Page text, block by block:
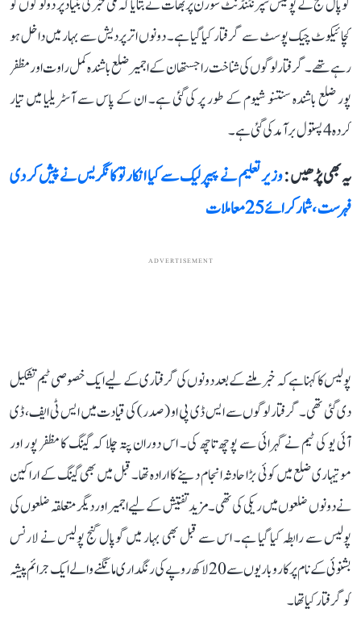
کچائیکوٹ چیک پوسٹ سے گرفتار کیا گیا ہے۔ دونوں اتر پردیش سے بہار میں داخل ہو
رہے تھے۔ گرفتار لوگوں کی شناخت راجستھان کے اجمیر ضلع باشندہ کمل راوت اور مظفر
پور ضلع باشندہ سنتنو شیوم کے طور پر کی گئی ہے۔ ان کے پاس سے آسٹریلیا میں تیار
کردہ 4 پستول برآمد کی گئی ہے۔
یہ بھی پڑھیں :وزیر تعلیم نے پیپر لیک سے کیا انکار تو کانگریس نے پیش کر دی
فہرست، شمار کرائے 25 معاملات
ADVERTISEMENT
پولیس کا کہنا ہے کہ خبر ملنے کے بعد دونوں کی گرفتاری کے لیے ایک خصوصی ٹیم تشکیل
دی گئی تھی۔ گرفتار لوگوں سے ایس ڈی پی او (صدر) کی قیادت میں ایس ٹی ایف، ڈی
آئی یو کی ٹیم نے گہرائی سے پوچھ تاچھ کی۔ اس دوران پتہ چلا کہ گینگ کا مظفر پور اور
موتیہاری ضلع میں کوئی بڑا حادثہ انجام دینے کا ارادہ تھا۔ قبل میں بھی گینگ کے اراکین
نے دونوں ضلعوں میں ریکی کی تھی۔ مزید تفتیش کے لیے اجمیر اور دیگر متعلقہ ضلعوں کی
پولیس سے رابطہ کیا گیا ہے۔ اس سے قبل بھی بہار میں گوپال گنج پولیس نے لارنس
بشنوئی کے نام پر کاروباریوں سے 20 لاکھ روپے کی رنگداری مانگنے والے ایک جرائم پیشہ
کو گرفتار کیا تھا۔